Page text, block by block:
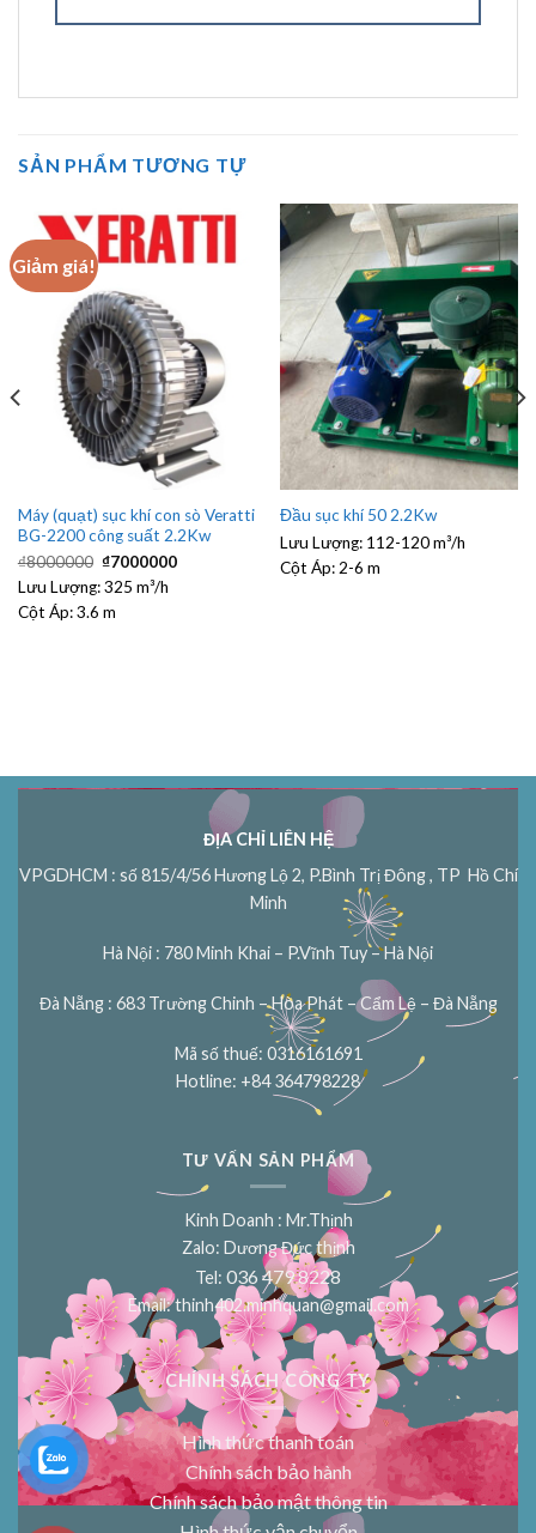
SẢN PHẨM TƯƠNG TỰ
Giảm giá!
Máy (quạt) sục khí con sò Veratti
BG-2200 công suất 2.2Kw
₫8000000 Giá
gốc
là:
₫7000000Giá
hiện
Lưu Lượng:325 m³/h
Cột Áp:3.6 m
Đầu sục khí 50 2.2Kw
Lưu Lượng: 112-120 m³/h
Cột Áp: 2-6 m
ĐỊA CHỈ LIÊN HỆ
VPGDHCM : số 815/4/56 Hương Lộ 2, P.Bình Trị Đông , TP Hồ Chí
Minh
Hà Nội : 780 Minh Khai – P.Vĩnh Tuy – Hà Nội
Đà Nẵng : 683 Trường Chinh – Hòa Phát – Cẩm Lệ – Đà Nẵng
Mã số thuế: 0316161691
Hotline: +84 364798228
TƯ VẤN SẢN PHẨM
Kinh Doanh : Mr.Thịnh
Zalo: Dương Đức thịnh
Tel: 036 479 8228
Email:thinh402.minhquan@gmail.com
CHÍNH SÁCH CÔNG TY
Hình thức thanh toán
Chính sách bảo hành
Chính sách bảo mật thông tin